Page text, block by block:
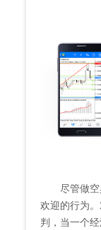
尽管做空
欢迎的行为
判，当一个